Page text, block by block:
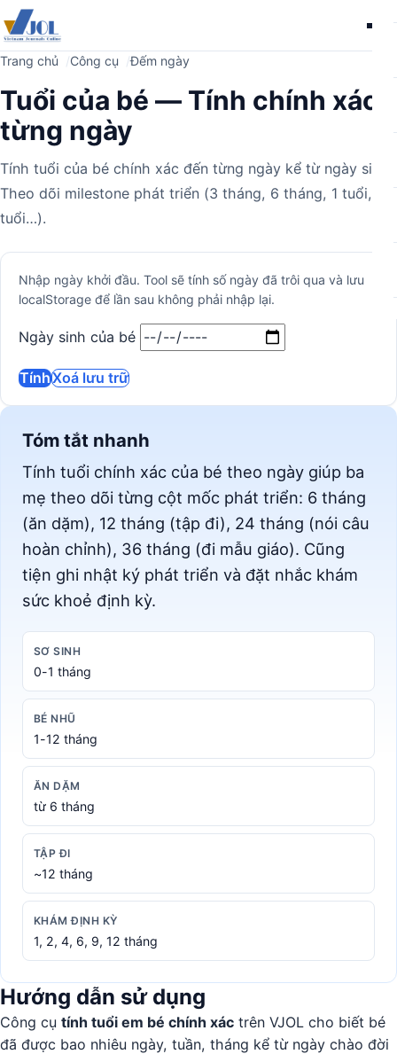
Trang chủ Công cụ Đếm ngày
Tuổi của bé — Tính chính xác
từng ngày
Tính tuổi của bé chính xác đến từng ngày kể từ ngày sinh.
Theo dõi milestone phát triển (3 tháng, 6 tháng, 1 tuổi, 2
tuổi…).
Máy
tính
Nhập ngày khởi đầu. Tool sẽ tính số ngày đã trôi qua và lưu
localStorage để lần sau không phải nhập lại.
Ngày sinh của bé
TínhXoá lưu trữ
Tóm tắt nhanh
Tính tuổi chính xác của bé theo ngày giúp ba
mẹ theo dõi từng cột mốc phát triển: 6 tháng
(ăn dặm), 12 tháng (tập đi), 24 tháng (nói câu
hoàn chỉnh), 36 tháng (đi mẫu giáo). Cũng
tiện ghi nhật ký phát triển và đặt nhắc khám
sức khoẻ định kỳ.
SƠ SINH
0-1 tháng
BÉ NHŨ
1-12 tháng
ĂN DẶM
từ 6 tháng
TẬP ĐI
~12 tháng
KHÁM ĐỊNH KỲ
1, 2, 4, 6, 9, 12 tháng
Hướng dẫn sử dụng
Công cụ tính tuổi em bé chính xác trên VJOL cho biết bé
đã được bao nhiêu ngày, tuần, tháng kể từ ngày chào đời